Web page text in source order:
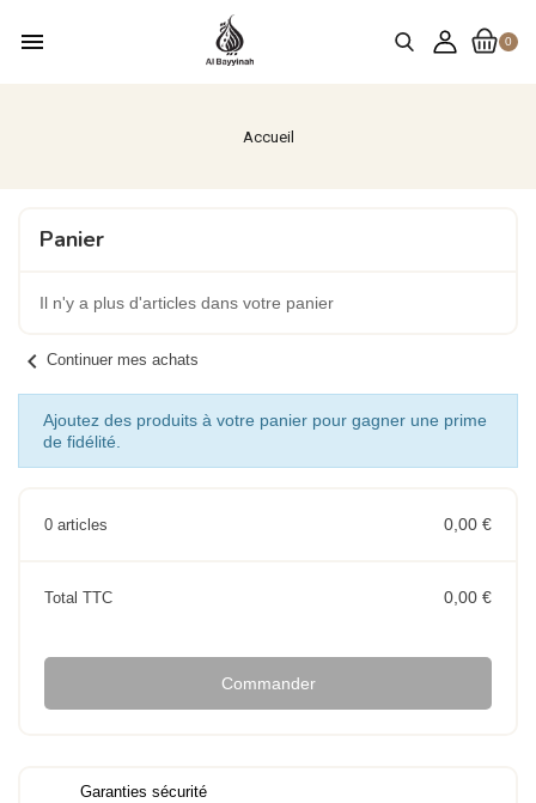
0
menu
Accueil
Panier
Il n'y a plus d'articles dans votre panier
chevron_left Continuer mes achats
Ajoutez des produits à votre panier pour gagner une prime
de fidélité.
0 articles 0,00 €
Total TTC 0,00 €
Commander
Garanties sécurité